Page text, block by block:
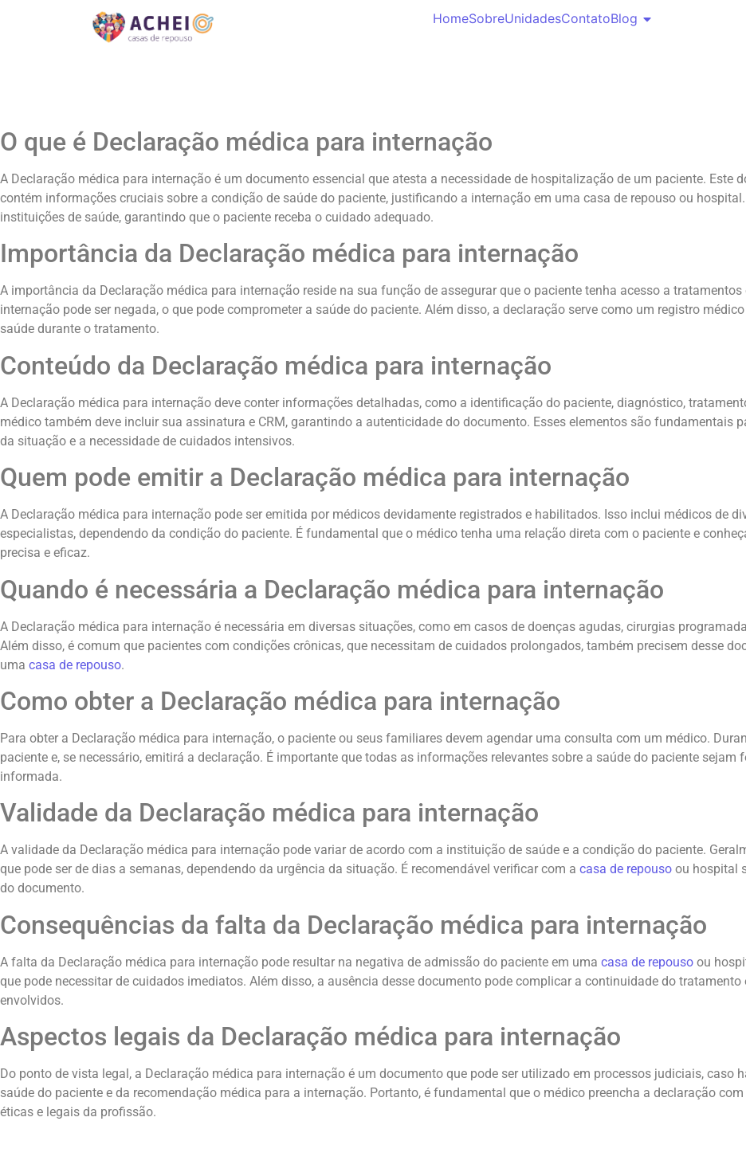
HomeSobreUnidadesContatoBlog
O que é Declaração médica para internação
A Declaração médica para internação é um documento essencial que atesta a necessidade de hospitalização de um paciente. Este
contém informações cruciais sobre a condição de saúde do paciente, justificando a internação em uma casa de repouso ou
instituições de saúde, garantindo que o paciente receba o cuidado adequado.
Importância da Declaração médica para internação
A importância da Declaração médica para internação reside na sua função de assegurar que o paciente tenha acesso a
internação pode ser negada, o que pode comprometer a saúde do paciente. Além disso, a declaração serve como um registro
saúde durante o tratamento.
Conteúdo da Declaração médica para internação
A Declaração médica para internação deve conter informações detalhadas, como a identificação do paciente, diagnóstico,
médico também deve incluir sua assinatura e CRM, garantindo a autenticidade do documento. Esses elementos são fundamentais
da situação e a necessidade de cuidados intensivos.
Quem pode emitir a Declaração médica para internação
A Declaração médica para internação pode ser emitida por médicos devidamente registrados e habilitados. Isso inclui médicos de
especialistas, dependendo da condição do paciente. É fundamental que o médico tenha uma relação direta com o paciente e
precisa e eficaz.
Quando é necessária a Declaração médica para internação
A Declaração médica para internação é necessária em diversas situações, como em casos de doenças agudas, cirurgias
Além disso, é comum que pacientes com condições crônicas, que necessitam de cuidados prolongados, também precisem desse
uma casa de repouso.
Como obter a Declaração médica para internação
Para obter a Declaração médica para internação, o paciente ou seus familiares devem agendar uma consulta com um médico.
paciente e, se necessário, emitirá a declaração. É importante que todas as informações relevantes sobre a saúde do paciente
informada.
Validade da Declaração médica para internação
A validade da Declaração médica para internação pode variar de acordo com a instituição de saúde e a condição do paciente.
que pode ser de dias a semanas, dependendo da urgência da situação. É recomendável verificar com a casa de repouso ou hospital
do documento.
Consequências da falta da Declaração médica para internação
A falta da Declaração médica para internação pode resultar na negativa de admissão do paciente em uma casa de repouso ou
que pode necessitar de cuidados imediatos. Além disso, a ausência desse documento pode complicar a continuidade do
envolvidos.
Aspectos legais da Declaração médica para internação
Do ponto de vista legal, a Declaração médica para internação é um documento que pode ser utilizado em processos judiciais, caso
saúde do paciente e da recomendação médica para a internação. Portanto, é fundamental que o médico preencha a declaração
éticas e legais da profissão.